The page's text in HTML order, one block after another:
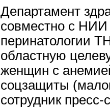
Департамент
совместно с НИИ
перинатологии
областную
женщин с
соцзащиты
сотрудник